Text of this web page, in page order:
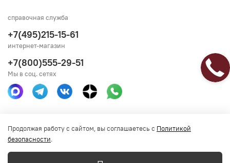
Получить консультацию
справочная служба
+7(495)215-15-61
интернет-магазин
+7(800)555-29-51
Мы в соц. сетях
Продолжая работу с сайтом, вы соглашаетесь с Политикой
безопасности.